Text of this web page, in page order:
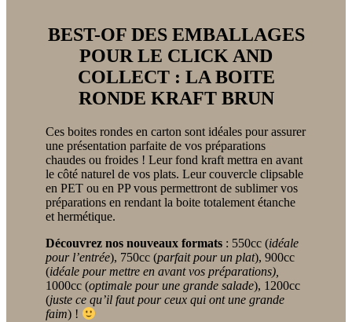
BEST-OF DES EMBALLAGES
POUR LE CLICK AND
COLLECT : LA BOITE
RONDE KRAFT BRUN
Ces boites rondes en carton sont idéales pour assurer
une présentation parfaite de vos préparations
chaudes ou froides ! Leur fond kraft mettra en avant
le côté naturel de vos plats. Leur couvercle clipsable
en PET ou en PP vous permettront de sublimer vos
préparations en rendant la boite totalement étanche
et hermétique.
Découvrez nos nouveaux formats : 550cc (idéale
pour l’entrée), 750cc (parfait pour un plat), 900cc
(idéale pour mettre en avant vos préparations),
1000cc (optimale pour une grande salade), 1200cc
(juste ce qu’il faut pour ceux qui ont une grande
faim) !